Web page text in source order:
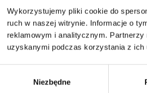
Wykorzystujemy pliki cookie do
ruch w naszej witrynie. Informacje o
reklamowym i analitycznym.
uzyskanymi podczas korzystania z ich
Niezbędne